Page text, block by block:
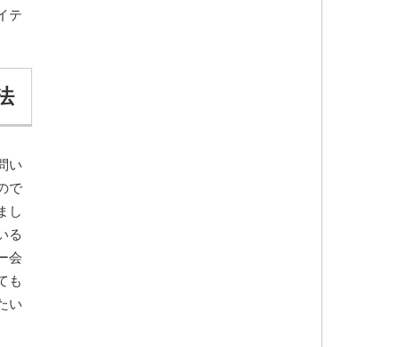
テ
い
で
し
る
会
も
い